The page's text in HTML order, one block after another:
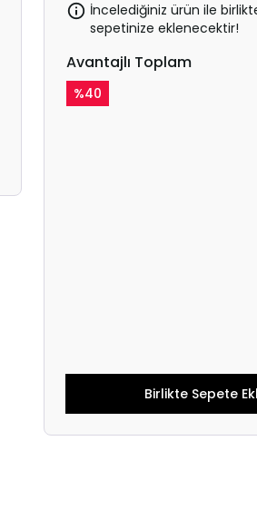
İncelediğiniz ürün ile
sepetinize eklenecektir!
Avantajlı Toplam
%40
Birlikte Sepete